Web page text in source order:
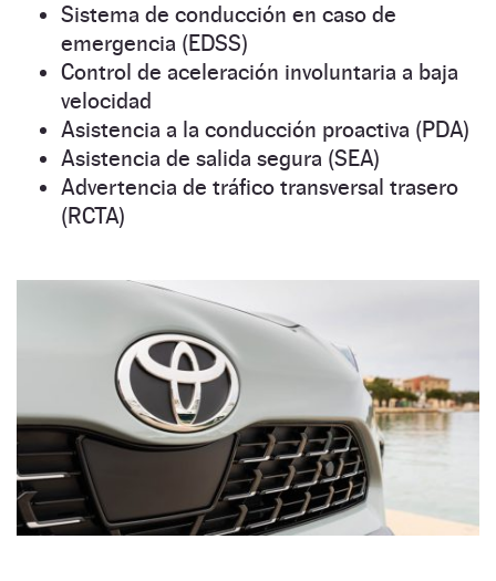
Sistema de conducción en caso de
emergencia (EDSS)
Control de aceleración involuntaria a baja
velocidad
Asistencia a la conducción proactiva (PDA)
Asistencia de salida segura (SEA)
Advertencia de tráfico transversal trasero
(RCTA)